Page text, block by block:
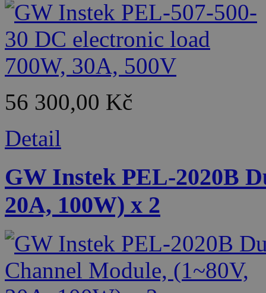
56 300,00 Kč
Detail
GW Instek PEL-2020B
20A, 100W) x 2